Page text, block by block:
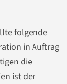
folgende
in Auftrag
die
ist der